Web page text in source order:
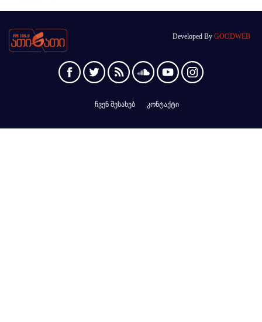
Developed By GOODWEB
ჩვენ შესახებ კონტაქტი